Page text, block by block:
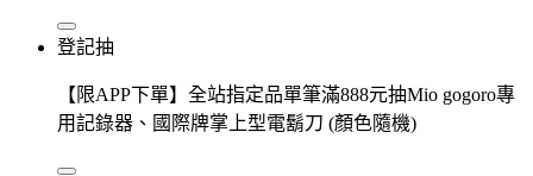
登記抽
【限APP下單】全站指定品單筆滿888元抽Mio gogoro專
用記錄器、國際牌掌上型電鬍刀 (顏色隨機)